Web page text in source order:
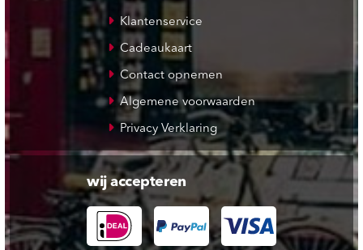
Klantenservice
Cadeaukaart
Contact opnemen
Algemene voorwaarden
Privacy Verklaring
wij accepteren